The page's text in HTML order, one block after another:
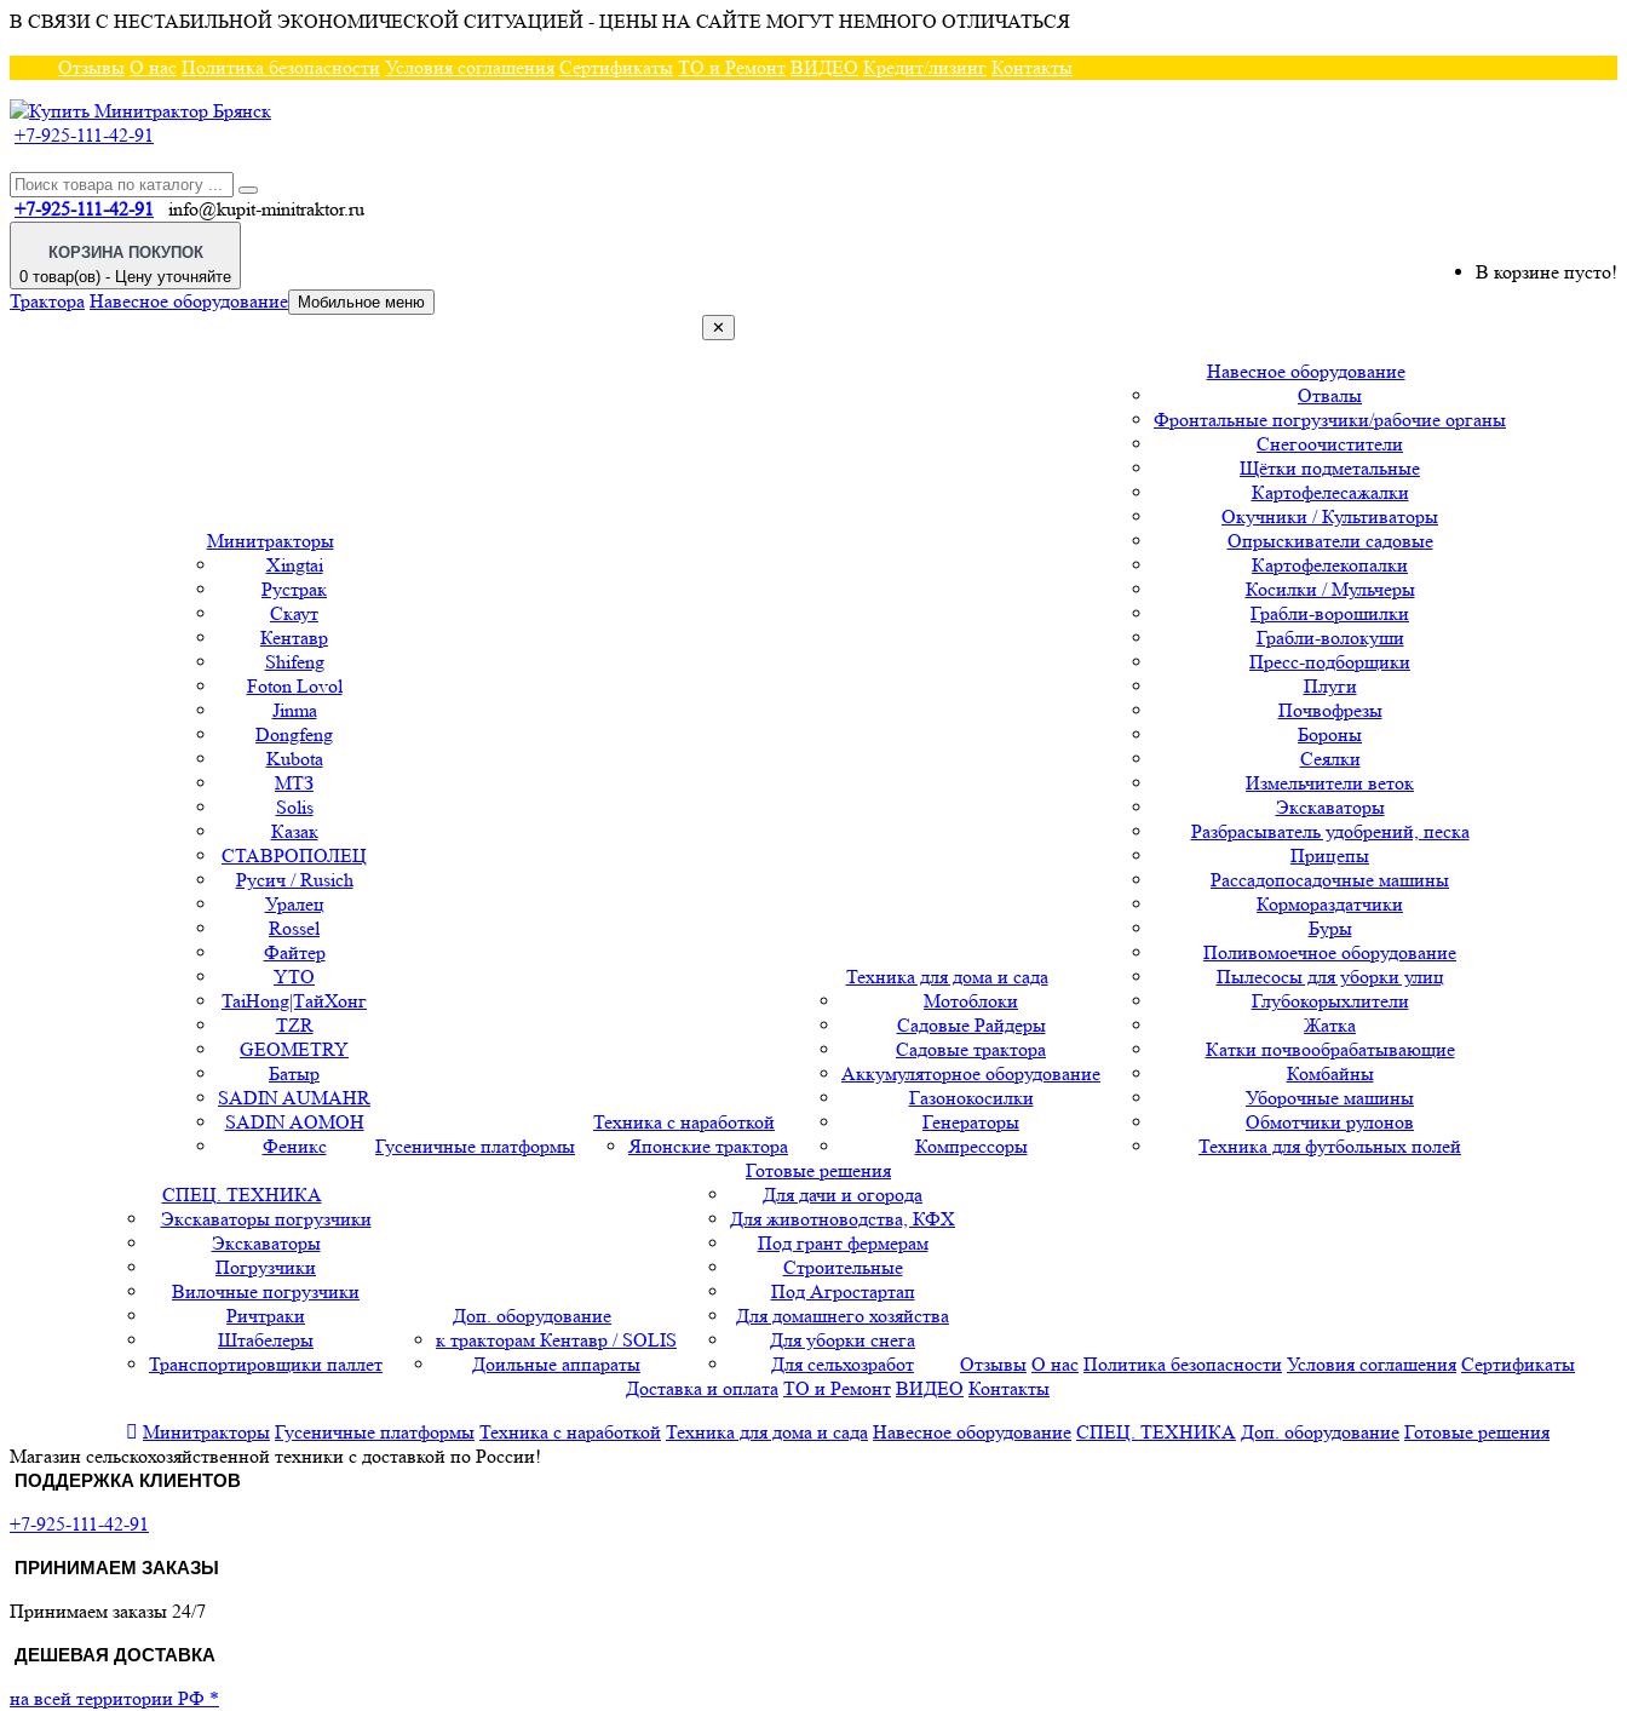
В СВЯЗИ С НЕСТАБИЛЬНОЙ ЭКОНОМИЧЕСКОЙ СИТУАЦИЕЙ - ЦЕНЫ НА САЙТЕ МОГУТ НЕМНОГО ОТЛИЧАТЬСЯ
Отзывы О нас Политика безопасности Условия соглашения Сертификаты ТО и Ремонт ВИДЕО Кредит/лизинг Контакты
+7-925-111-42-91
+7-925-111-42-91 info@kupit-minitraktor.ru
КОРЗИНА ПОКУПОК
0 товар(ов) - Цену уточняйте
В корзине пусто!
Трактора Навесное оборудование
Мобильное меню
✕
Минитракторы
Xingtai
Рустрак
Скаут
Кентавр
Shifeng
Foton Lovol
Jinma
Dongfeng
Kubota
МТЗ
Solis
Казак
СТАВРОПОЛЕЦ
Русич / Rusich
Уралец
Rossel
Файтер
YTO
TaiHong|ТайХонг
TZR
GEOMETRY
Батыр
SADIN AUMAHR
SADIN AOMOH
Феникс
Гусеничные платформы
Техника с наработкой
Японские трактора
Техника для дома и сада
Мотоблоки
Садовые Райдеры
Садовые трактора
Аккумуляторное оборудование
Газонокосилки
Генераторы
Компрессоры
Навесное оборудование
Отвалы
Фронтальные погрузчики/рабочие органы
Снегоочистители
Щётки подметальные
Картофелесажалки
Окучники / Культиваторы
Опрыскиватели садовые
Картофелекопалки
Косилки / Мульчеры
Грабли-ворошилки
Грабли-волокуши
Пресс-подборщики
Плуги
Почвофрезы
Бороны
Сеялки
Измельчители веток
Экскаваторы
Разбрасыватель удобрений, песка
Прицепы
Рассадопосадочные машины
Кормораздатчики
Буры
Поливомоечное оборудование
Пылесосы для уборки улиц
Глубокорыхлители
Жатка
Катки почвообрабатывающие
Комбайны
Уборочные машины
Обмотчики рулонов
Техника для футбольных полей
СПЕЦ. ТЕХНИКА
Экскаваторы погрузчики
Экскаваторы
Погрузчики
Вилочные погрузчики
Ричтраки
Штабелеры
Транспортировщики паллет
Доп. оборудование
к тракторам Кентавр / SOLIS
Доильные аппараты
Готовые решения
Для дачи и огорода
Для животноводства, КФХ
Под грант фермерам
Строительные
Под Агростартап
Для домашнего хозяйства
Для уборки снега
Для сельхозработ
Отзывы О нас Политика безопасности Условия соглашения Сертификаты
Доставка и оплата ТО и Ремонт ВИДЕО Контакты
Минитракторы Гусеничные платформы Техника с наработкой Техника для дома и сада Навесное оборудование СПЕЦ. ТЕХНИКА Доп. оборудование Готовые решения
Магазин сельскохозяйственной техники с доставкой по России!
ПОДДЕРЖКА КЛИЕНТОВ
+7-925-111-42-91
ПРИНИМАЕМ ЗАКАЗЫ
Принимаем заказы 24/7
ДЕШЕВАЯ ДОСТАВКА
на всей территории РФ *